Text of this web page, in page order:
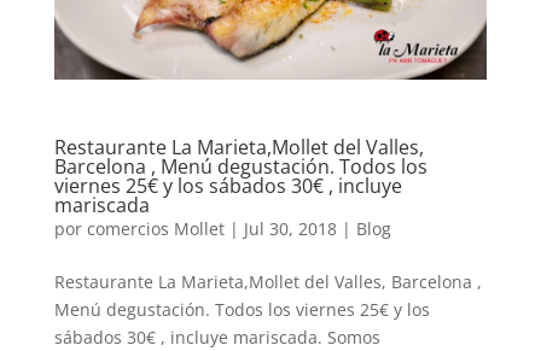
Restaurante La Marieta,Mollet del Valles,
Barcelona , Menú degustación. Todos los
viernes 25€ y los sábados 30€ , incluye
mariscada
por comercios Mollet| Jul 30, 2018| Blog
Restaurante La Marieta,Mollet del Valles, Barcelona ,
Menú degustación. Todos los viernes 25€ y los
sábados 30€ , incluye mariscada. Somos